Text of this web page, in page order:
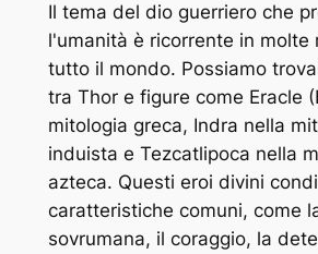
Il tema del dio guerriero che
l'umanità è ricorrente in molte
tutto il mondo. Possiamo
tra Thor e figure come Eracle
mitologia greca, Indra nella
induista e Tezcatlipoca nella
azteca. Questi eroi divini
caratteristiche comuni, come
sovrumana, il coraggio, la